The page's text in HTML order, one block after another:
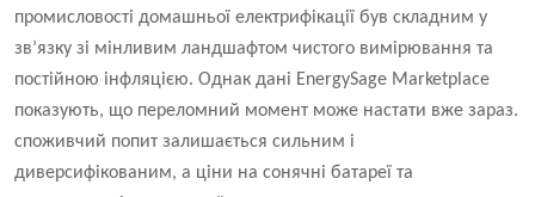
промисловості домашньої електрифікації був складним у
зв’язку зі мінливим ландшафтом чистого вимірювання та
постійною інфляцією. Однак дані EnergySage Marketplace
показують, що переломний момент може настати вже зараз.
споживчий попит залишається сильним і
диверсифікованим, а ціни на сонячні батареї та